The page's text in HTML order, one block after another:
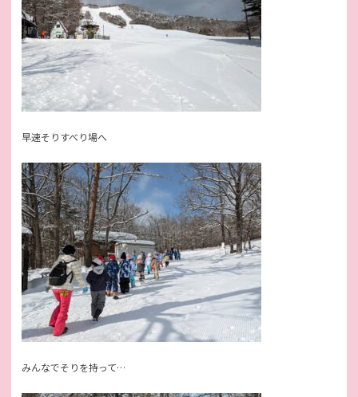
早速そりすべり場へ
みんなでそりを持って…